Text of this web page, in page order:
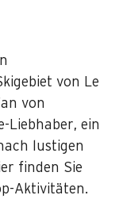
von Le
von
Liebhaber, ein
lustigen
finden Sie
Aktivitäten.